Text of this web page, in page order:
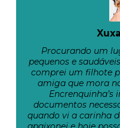
Procurando um
pequenos e
comprei um filhote
amiga que mora
Encrenquinha’s
documentos
quando vi a carinha